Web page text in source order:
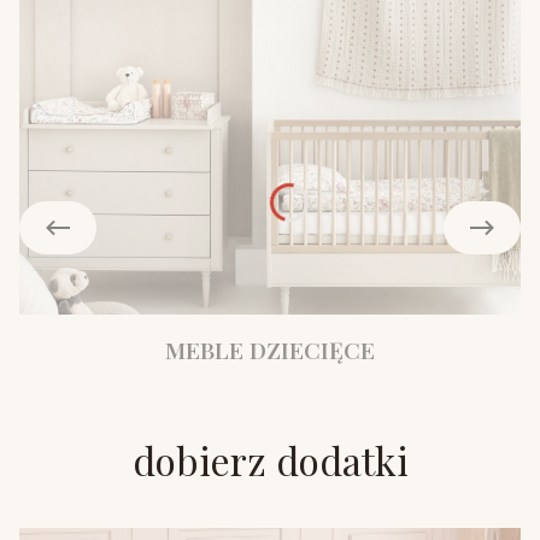
MEBLE DZIECIĘCE
dobierz dodatki